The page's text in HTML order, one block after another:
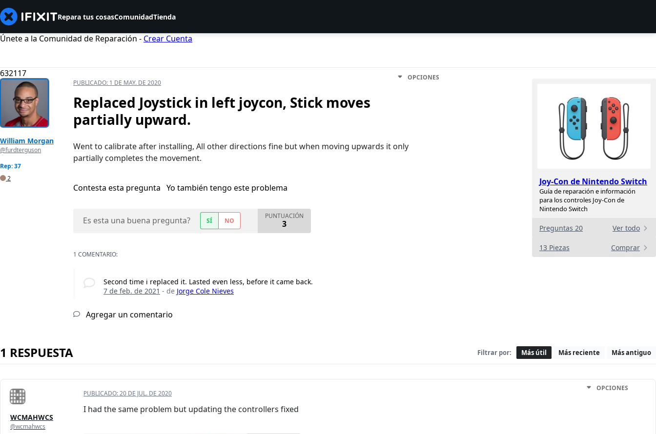
Repara tus cosasComunidadTienda
Únete a la Comunidad de Reparación - Crear Cuenta
632117
Joy-Con de Nintendo Switch
Guía de reparación e información
para los controles Joy-Con de
Nintendo Switch
Preguntas 20 Ver todo
13 Piezas Comprar
William Morgan
@furdterguson
Rep: 37
2
PUBLICADO: 1 DE MAY. DE 2020
OPCIONES
Replaced Joystick in left joycon, Stick moves
partially upward.
Went to calibrate after installing, All other directions fine but when moving upwards it only
partially completes the movement.
Contesta esta pregunta Yo también tengo este problema
Es esta una buena pregunta? SÍ NO
PUNTUACIÓN
3
1 COMENTARIO:
Second time i replaced it. Lasted even less, before it came back.
7 de feb. de 2021 - de Jorge Cole Nieves
Agregar un comentario
1 RESPUESTA Filtrar por: Más útil Más reciente Más antiguo
WCMAHWCS
@wcmahwcs
PUBLICADO:20 DE JUL. DE 2020
OPCIONES
I had the same problem but updating the controllers fixed